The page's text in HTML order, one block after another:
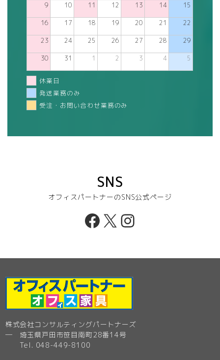
9 10 11 12 13 14 15
16 17 18 19 20 21 22
23 24 25 26 27 28 29
30 31 1 2 3 4 5
休業日
発送業務のみ
受注・お問い合わせ業務のみ
SNS
オフィスパートナーのSNS公式ページ
Facebook
X Instagram
株式会社コンサルティングパートナーズ
─ 埼玉県戸田市笹目南町28番14号
Tel. 048-449-8100